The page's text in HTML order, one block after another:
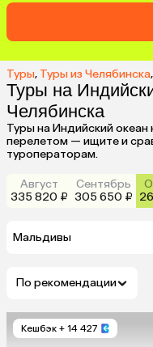
Туры, Туры из Челябинска,
Туры на
Челябинска
Туры на Индийский океан
перелетом — ищите и
туроператорам.
Август
335 820 ₽
Сентябрь
305 650 ₽
Мальдивы
По рекомендации
Кешбэк + 14 427